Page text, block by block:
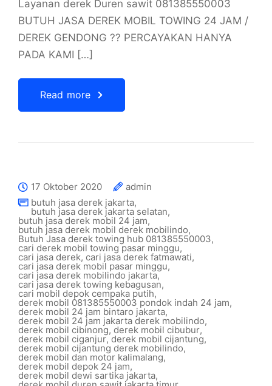
Layanan derek Duren sawit 081385550003
BUTUH JASA DEREK MOBIL TOWING 24 JAM /
DEREK GENDONG ?? PERCAYAKAN HANYA
PADA KAMI […]
Read more
17 Oktober 2020
admin
butuh jasa derek jakarta,
butuh jasa derek jakarta selatan,
butuh jasa derek mobil 24 jam,
butuh jasa derek mobil derek mobilindo,
Butuh Jasa derek towing hub 081385550003,
cari derek mobil towing pasar minggu,
cari jasa derek, cari jasa derek fatmawati,
cari jasa derek mobil pasar minggu,
cari jasa derek mobilindo jakarta,
cari jasa derek towing kebagusan,
cari mobil depok cempaka putih,
derek mobil 081385550003 pondok indah 24 jam,
derek mobil 24 jam bintaro jakarta,
derek mobil 24 jam jakarta derek mobilindo,
derek mobil cibinong, derek mobil cibubur,
derek mobil ciganjur,derek mobil cijantung,
derek mobil cijantung derek mobilindo,
derek mobil dan motor kalimalang,
derek mobil depok 24 jam,
derek mobil dewi sartika jakarta,